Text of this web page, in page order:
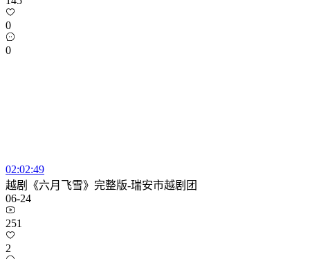
0
0
02:02:49
越剧《六月飞雪》完整版-瑞安市越剧团
06-24
251
2